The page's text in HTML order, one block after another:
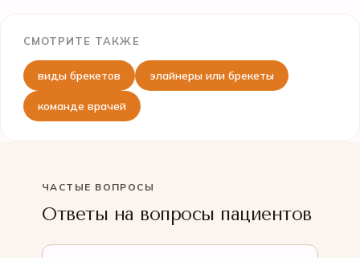
СМОТРИТЕ ТАКЖЕ
виды брекетов элайнеры или брекеты
команде врачей
ЧАСТЫЕ ВОПРОСЫ
Ответы на вопросы пациентов